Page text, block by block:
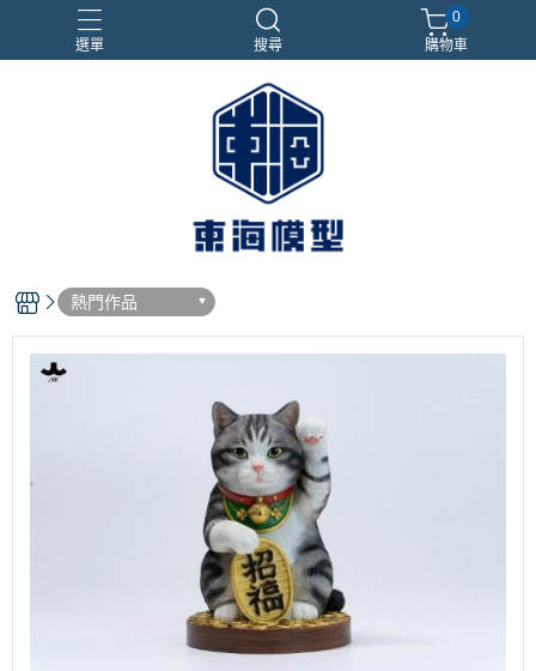
選單 搜尋
合金車
閃電霹靂車
電子雞/塔麻可吉/塔麻歌子
0
購物車
熱門作品